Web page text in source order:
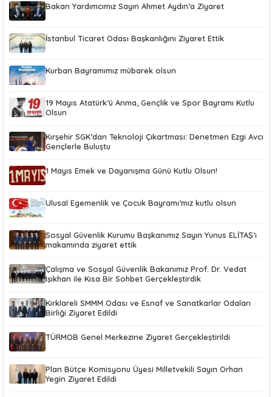
Bakan Yardımcımız Sayın Ahmet Aydın’a Ziyaret
İstanbul Ticaret Odası Başkanlığını Ziyaret Ettik
Kurban Bayramımız mübarek olsun
19 Mayıs Atatürk’ü Anma, Gençlik ve Spor Bayramı Kutlu
Olsun
Kırşehir SGK’dan Teknoloji Çıkartması: Denetmen Ezgi Avcı
Gençlerle Buluştu
1 Mayıs Emek ve Dayanışma Günü Kutlu Olsun!
Ulusal Egemenlik ve Çocuk Bayramı’mız kutlu olsun
Sosyal Güvenlik Kurumu Başkanımız Sayın Yunus ELİTAŞ’ı
makamında ziyaret ettik
Çalışma ve Sosyal Güvenlik Bakanımız Prof. Dr. Vedat
Işıkhan ile Kısa Bir Sohbet Gerçekleştirdik
Kırklareli SMMM Odası ve Esnaf ve Sanatkarlar Odaları
Birliği Ziyaret Edildi
TÜRMOB Genel Merkezine Ziyaret Gerçekleştirildi
Plan Bütçe Komisyonu Üyesi Milletvekili Sayın Orhan
Yegin Ziyaret Edildi